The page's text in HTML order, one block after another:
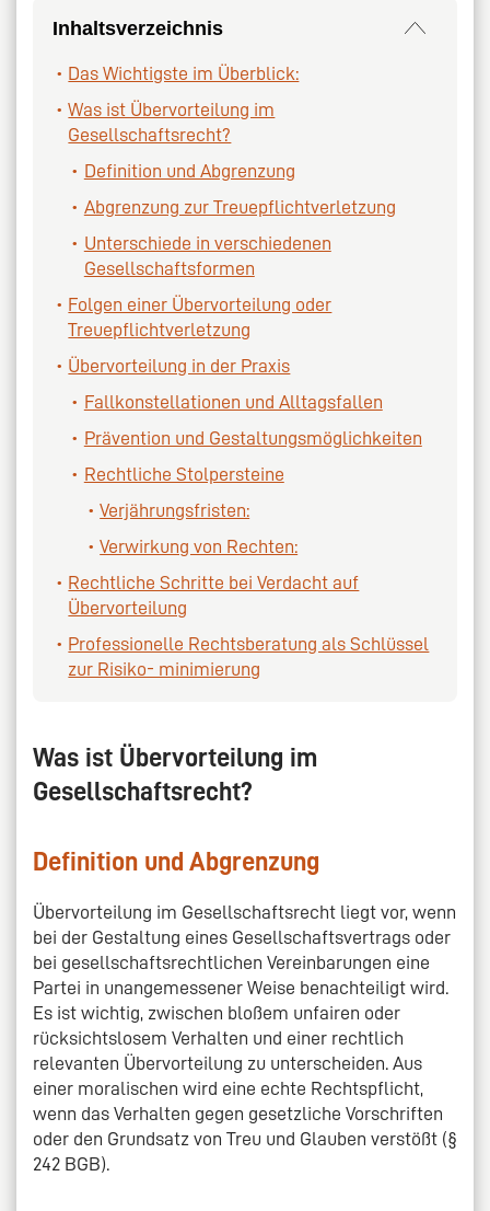
Inhaltsverzeichnis
Das Wichtigste im Überblick:
Was ist Übervorteilung im
Gesellschaftsrecht?
Definition und Abgrenzung
Abgrenzung zur Treuepflichtverletzung
Unterschiede in verschiedenen
Gesellschaftsformen
Folgen einer Übervorteilung oder
Treuepflichtverletzung
Übervorteilung in der Praxis
Fallkonstellationen und Alltagsfallen
Prävention und Gestaltungsmöglichkeiten
Rechtliche Stolpersteine
Verjährungsfristen:
Verwirkung von Rechten:
Rechtliche Schritte bei Verdacht auf
Übervorteilung
Professionelle Rechtsberatung als Schlüssel
zur Risiko- minimierung
Was ist Übervorteilung im
Gesellschaftsrecht?
Definition und Abgrenzung
Übervorteilung im Gesellschaftsrecht liegt vor, wenn
bei der Gestaltung eines Gesellschaftsvertrags oder
bei gesellschaftsrechtlichen Vereinbarungen eine
Partei in unangemessener Weise benachteiligt wird.
Es ist wichtig, zwischen bloßem unfairen oder
rücksichtslosem Verhalten und einer rechtlich
relevanten Übervorteilung zu unterscheiden. Aus
einer moralischen wird eine echte Rechtspflicht,
wenn das Verhalten gegen gesetzliche Vorschriften
oder den Grundsatz von Treu und Glauben verstößt (§
242 BGB).